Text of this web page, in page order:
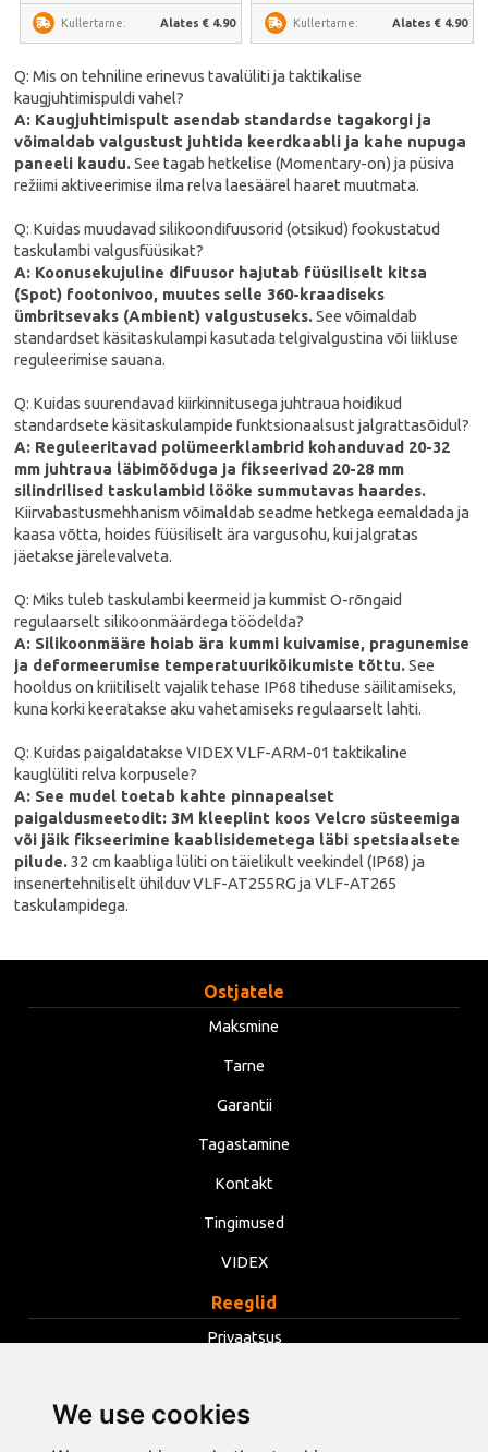
We use cookies
Kullertarne: Alates € 4.90 Kullertarne: Alates € 4.90
Q: Mis on tehniline erinevus tavalüliti ja taktikalise
kaugjuhtimispuldi vahel?
A: Kaugjuhtimispult asendab standardse tagakorgi ja
võimaldab valgustust juhtida keerdkaabli ja kahe nupuga
paneeli kaudu.See tagab hetkelise (Momentary-on) ja püsiva
režiimi aktiveerimise ilma relva laesäärel haaret muutmata.
Q: Kuidas muudavad silikoondifuusorid (otsikud) fookustatud
taskulambi valgusfüüsikat?
A: Koonusekujuline difuusor hajutab füüsiliselt kitsa
(Spot) footonivoo, muutes selle 360-kraadiseks
ümbritsevaks (Ambient) valgustuseks.See võimaldab
standardset käsitaskulampi kasutada telgivalgustina või liikluse
reguleerimise sauana.
Q: Kuidas suurendavad kiirkinnitusega juhtraua hoidikud
standardsete käsitaskulampide funktsionaalsust jalgrattasõidul?
A: Reguleeritavad polümeerklambrid kohanduvad 20-32
mm juhtraua läbimõõduga ja fikseerivad 20-28 mm
silindrilised taskulambid lööke summutavas haardes.
Kiirvabastusmehhanism võimaldab seadme hetkega eemaldada ja
kaasa võtta, hoides füüsiliselt ära vargusohu, kui jalgratas
jäetakse järelevalveta.
Q: Miks tuleb taskulambi keermeid ja kummist O-rõngaid
regulaarselt silikoonmäärdega töödelda?
A: Silikoonmääre hoiab ära kummi kuivamise, pragunemise
ja deformeerumise temperatuurikõikumiste tõttu.See
hooldus on kriitiliselt vajalik tehase IP68 tiheduse säilitamiseks,
kuna korki keeratakse aku vahetamiseks regulaarselt lahti.
Q: Kuidas paigaldatakse VIDEX VLF-ARM-01 taktikaline
kauglüliti relva korpusele?
A: See mudel toetab kahte pinnapealset
paigaldusmeetodit: 3M kleeplint koos Velcro süsteemiga
või jäik fikseerimine kaablisidemetega läbi spetsiaalsete
pilude.32 cm kaabliga lüliti on täielikult veekindel (IP68) ja
insenertehniliselt ühilduv VLF-AT255RG ja VLF-AT265
taskulampidega.
Ostjatele
Maksmine
Tarne
Garantii
Tagastamine
Kontakt
Tingimused
VIDEX
Reeglid
Privaatsus
Küpsised